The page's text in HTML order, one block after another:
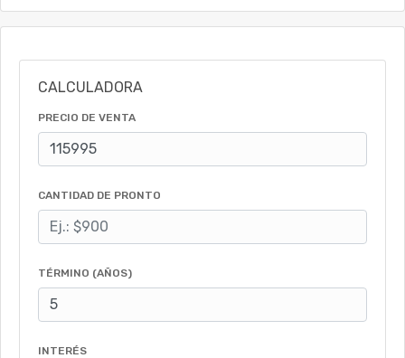
CALCULADORA
PRECIO DE VENTA
CANTIDAD DE PRONTO
TÉRMINO (AÑOS)
INTERÉS